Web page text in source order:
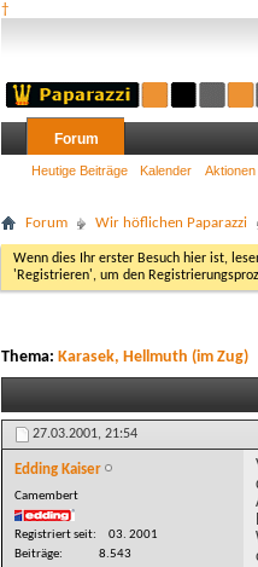
†
Forum
Heutige Beiträge Kalender Aktionen
Forum Wir höflichen Paparazzi
Wenn dies Ihr erster Besuch hier ist,
'Registrieren', um den
Thema: Karasek, Hellmuth (im Zug)
27.03.2001, 21:54
Edding Kaiser
Camembert
Registriert seit
03. 2001
Beiträge
8.543